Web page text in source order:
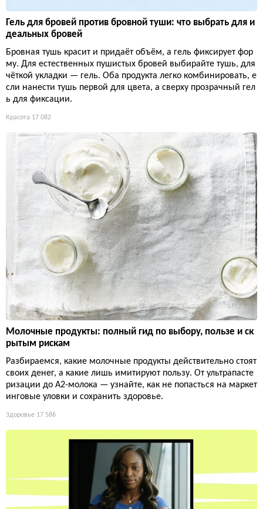
Гель для бровей против бровной туши: что выбрать для и
деальных бровей
Бровная тушь красит и придаёт объём, а гель фиксирует фор
му. Для естественных пушистых бровей выбирайте тушь, для
чёткой укладки — гель. Оба продукта легко комбинировать, е
сли нанести тушь первой для цвета, а сверху прозрачный гел
ь для фиксации.
Красота 17 082
Молочные продукты: полный гид по выбору, пользе и ск
рытым рискам
Разбираемся, какие молочные продукты действительно стоят
своих денег, а какие лишь имитируют пользу. От ультрапасте
ризации до А2-молока — узнайте, как не попасться на маркет
инговые уловки и сохранить здоровье.
Здоровье 17 586